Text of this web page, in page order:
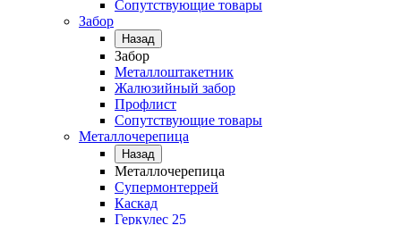
Сопутствующие товары
Забор
Назад
Забор
Металлоштакетник
Жалюзийный забор
Профлист
Сопутствующие товары
Металлочерепица
Назад
Металлочерепица
Супермонтеррей
Каскад
Геркулес 25